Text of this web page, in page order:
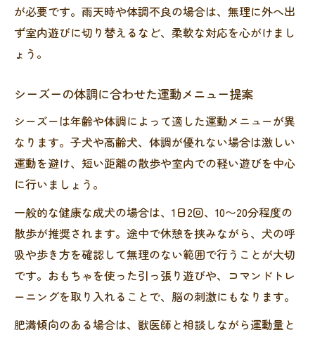
が必要です。雨天時や体調不良の場合は、無理に外へ出
ず室内遊びに切り替えるなど、柔軟な対応を心がけまし
ょう。
シーズーの体調に合わせた運動メニュー提案
シーズーは年齢や体調によって適した運動メニューが異
なります。子犬や高齢犬、体調が優れない場合は激しい
運動を避け、短い距離の散歩や室内での軽い遊びを中心
に行いましょう。
一般的な健康な成犬の場合は、1日2回、10〜20分程度の
散歩が推奨されます。途中で休憩を挟みながら、犬の呼
吸や歩き方を確認して無理のない範囲で行うことが大切
です。おもちゃを使った引っ張り遊びや、コマンドトレ
ーニングを取り入れることで、脳の刺激にもなります。
肥満傾向のある場合は、獣医師と相談しながら運動量と